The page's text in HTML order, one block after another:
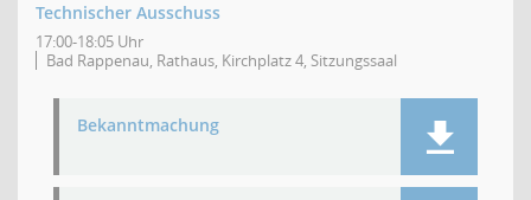
Technischer Ausschuss
17:00-18:05 Uhr
Bad Rappenau, Rathaus, Kirchplatz 4, Sitzungssaal
Bekanntmachung